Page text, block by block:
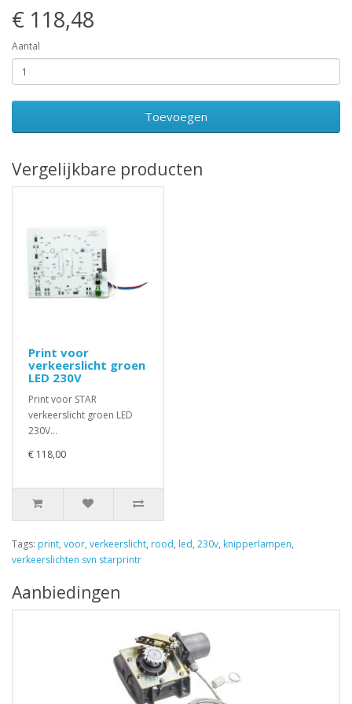
€ 118,48
Aantal
Toevoegen
Vergelijkbare producten
Print voor
verkeerslicht groen
LED 230V
Print voor STAR
verkeerslicht groen LED
230V...
€ 118,00
Tags: print, voor, verkeerslicht, rood, led, 230v, knipperlampen,
verkeerslichten svn starprintr
Aanbiedingen